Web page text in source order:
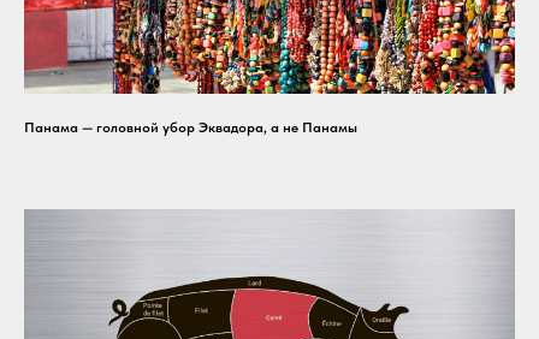
Панама — головной убор Эквадора, а не Панамы